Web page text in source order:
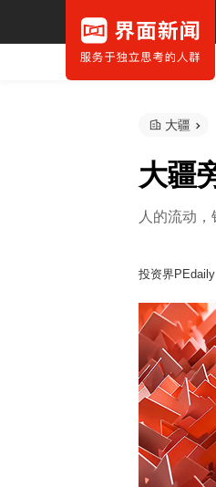
大疆
大疆
人的流动，
投资界PEdaily